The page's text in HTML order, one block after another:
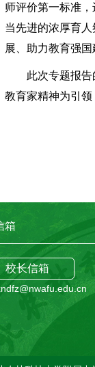
师评价第一标准
当先进的浓厚育
展、助力教育强
此次专题报
教育家精神为引
箱
校长信箱